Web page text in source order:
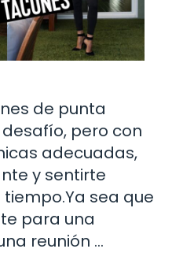
de punta
pero con
adecuadas,
y sentirte
sea que
para una
reunión …